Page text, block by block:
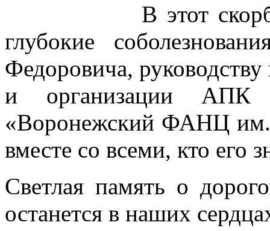
В этот скорбный
глубокие
Федоровича,
и организации
«Воронежский ФАНЦ
вместе со всеми, кто его
Светлая память о
останется в наших